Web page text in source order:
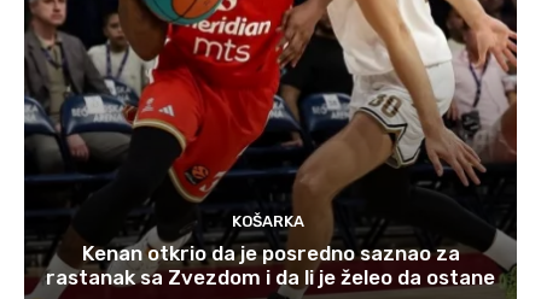
KOŠARKA
Kenan otkrio da je posredno saznao za
rastanak sa Zvezdom i da li je želeo da ostane